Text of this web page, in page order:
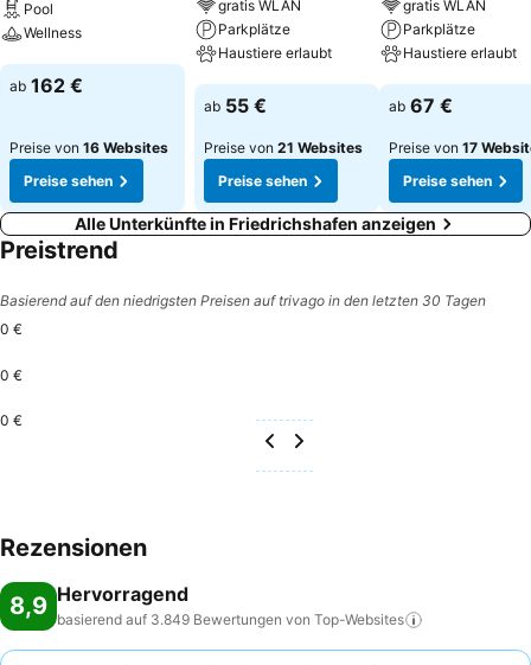
Pool
Wellness
Preise sehen
ab 162 €
Preise von 16 Websites
Preise sehen
gratis WLAN
Parkplätze
Haustiere erlaubt
Preise sehen
ab 55 €
Preise von 21 Websites
Preise sehen
gratis WLAN
Parkplätze
Haustiere erlaubt
Preise sehen
ab 67 €
Preise von 17
Preise sehen
Alle Unterkünfte in Friedrichshafen anzeigen
Preistrend
Basierend auf den niedrigsten Preisen auf trivago in den letzten 30 Tagen
0 €
0 €
0 €
Rezensionen
8,9 Hervorragend
basierend auf 3.849 Bewertungen von Top-Websites